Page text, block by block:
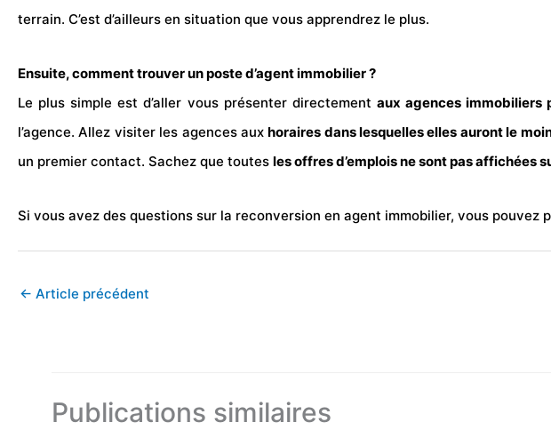
terrain. C’est d’ailleurs en situation que vous apprendrez le plus.
Ensuite, comment trouver un poste d’agent immobilier ?
Le plus simple est d’aller vous présenter directement aux agences immobiliers
l’agence. Allez visiter les agences auxhoraires dans lesquelles elles auront le
un premier contact. Sachez que toutes les offres d’emplois ne sont pas affichées
Si vous avez des questions sur la reconversion en agent immobilier, vous pouvez
← Article précédent
Publications similaires